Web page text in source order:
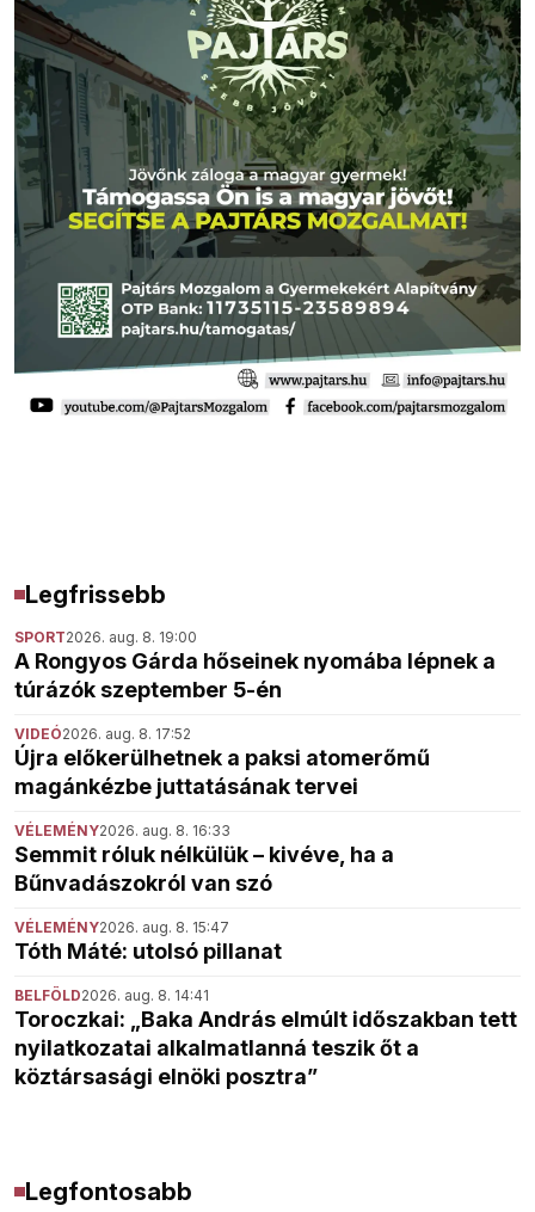
Legfrissebb
SPORT2026. aug. 8. 19:00
A Rongyos Gárda hőseinek nyomába lépnek a
túrázók szeptember 5-én
VIDEÓ2026. aug. 8. 17:52
Újra előkerülhetnek a paksi atomerőmű
magánkézbe juttatásának tervei
VÉLEMÉNY2026. aug. 8. 16:33
Semmit róluk nélkülük – kivéve, ha a
Bűnvadászokról van szó
VÉLEMÉNY2026. aug. 8. 15:47
Tóth Máté: utolsó pillanat
BELFÖLD2026. aug. 8. 14:41
Toroczkai: „Baka András elmúlt időszakban tett
nyilatkozatai alkalmatlanná teszik őt a
köztársasági elnöki posztra”
Legfontosabb